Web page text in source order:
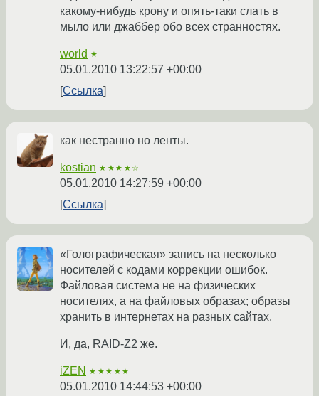
какому-нибудь крону и опять-таки слать в
мыло или джаббер обо всех странностях.
world ★
05.01.2010 13:22:57 +00:00
Ссылка
как нестранно но ленты.
kostian ★★★★☆
05.01.2010 14:27:59 +00:00
Ссылка
«Голографическая» запись на несколько
носителей с кодами коррекции ошибок.
Файловая система не на физических
носителях, а на файловых образах; образы
хранить в интернетах на разных сайтах.
И, да, RAID-Z2 же.
iZEN ★★★★★
05.01.2010 14:44:53 +00:00